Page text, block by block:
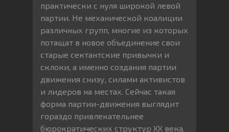
практически с нуля широкой левой
партии. Не механической коалиции
различных групп, многие из которых
потащат в новое объединение свои
старые сектантские привычки и
склоки, а именно создания партии
движения снизу, силами активистов
и лидеров на местах. Сейчас такая
форма партии-движения выглядит
гораздо привлекательнее
бюрократических структур ХХ века,